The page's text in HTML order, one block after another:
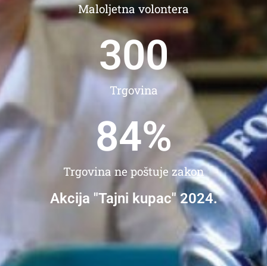
Maloljetna volontera
Trgovina
300
Trgovina ne poštuje zakon
84%
Akcija "Tajni kupac" 2024.